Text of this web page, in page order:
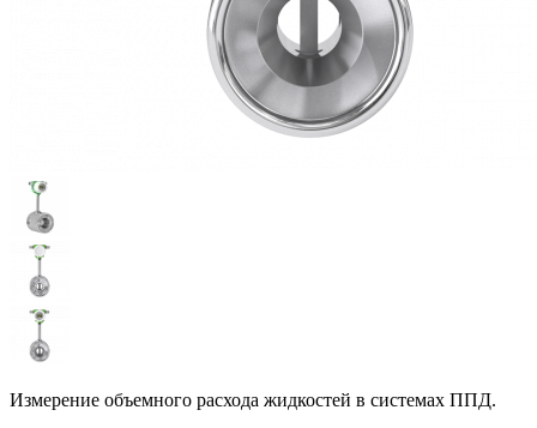
Измерение объемного расхода жидкостей в системах ППД.